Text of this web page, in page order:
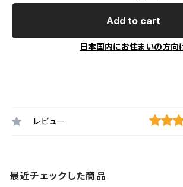
Add to cart
日本国内にお住まいの方向
レビュー
最近チェックした商品